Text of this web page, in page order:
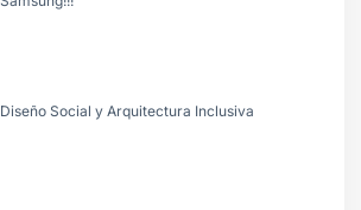
Diseño Social y Arquitectura Inclusiva